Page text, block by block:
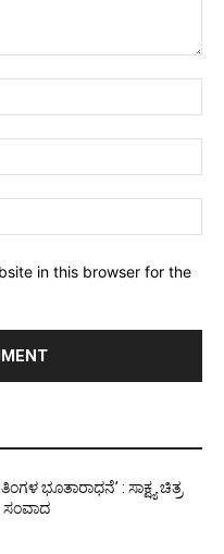
in this browser for the
ಭೂತಾರಾಧನೆ’ : ಸಾಕ್ಷ್ಯ ಚಿತ್ರ
ಸಂವಾದ